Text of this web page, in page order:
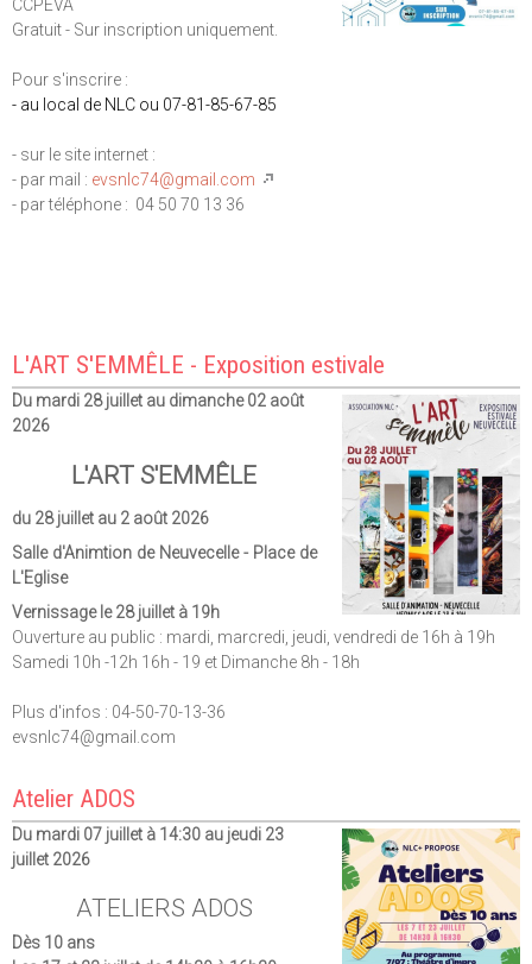
CCPEVA
Gratuit - Sur inscription uniquement.
Pour s'inscrire :
- au local de NLC ou 07-81-85-67-85
- sur le site internet :
- par mail : evsnlc74@gmail.com
- par téléphone : 04 50 70 13 36
L'ART S'EMMÊLE - Exposition estivale
Du mardi 28 juillet au dimanche 02 août
2026
L'ART S'EMMÊLE
du 28 juillet au 2 août 2026
Salle d'Animtion de Neuvecelle - Place de
L'Eglise
Vernissage le 28 juillet à 19h
Ouverture au public : mardi, marcredi, jeudi, vendredi de 16h à 19h
Samedi 10h -12h 16h - 19 et Dimanche 8h - 18h
Plus d'infos : 04-50-70-13-36
evsnlc74@gmail.com
Atelier ADOS
Du mardi 07 juillet à 14:30 au jeudi 23
juillet 2026
ATELIERS ADOS
Dès 10 ans